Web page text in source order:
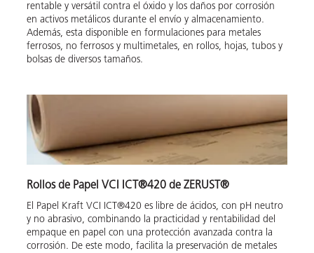
rentable y versátil contra el óxido y los daños por corrosión
en activos metálicos durante el envío y almacenamiento.
Además, esta disponible en formulaciones para metales
ferrosos, no ferrosos y multimetales, en rollos, hojas, tubos y
bolsas de diversos tamaños.
Rollos de Papel VCI ICT®420 de ZERUST®
El Papel Kraft VCI ICT®420 es libre de ácidos, con pH neutro
y no abrasivo, combinando la practicidad y rentabilidad del
empaque en papel con una protección avanzada contra la
corrosión. De este modo, facilita la preservación de metales